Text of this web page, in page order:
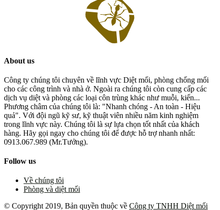
About us
Công ty chúng tôi chuyên về lĩnh vực Diệt mối, phòng chống mối
cho các công trình và nhà ở. Ngoài ra chúng tôi còn cung cấp các
dịch vụ diệt và phòng các loại côn trùng khác như muỗi, kiến...
Phương châm của chúng tôi là: "Nhanh chóng - An toàn - Hiệu
quả". Với đội ngũ kỹ sư, kỹ thuật viên nhiều năm kinh nghiệm
trong lĩnh vực này. Chúng tôi là sự lựa chọn tốt nhất của khách
hàng. Hãy gọi ngay cho chúng tôi để được hỗ trợ nhanh nhất:
0913.067.989 (Mr.Tưởng).
Follow us
Về chúng tôi
Phòng và diệt mối
© Copyright 2019, Bản quyền thuộc về Công ty TNHH Diệt mối